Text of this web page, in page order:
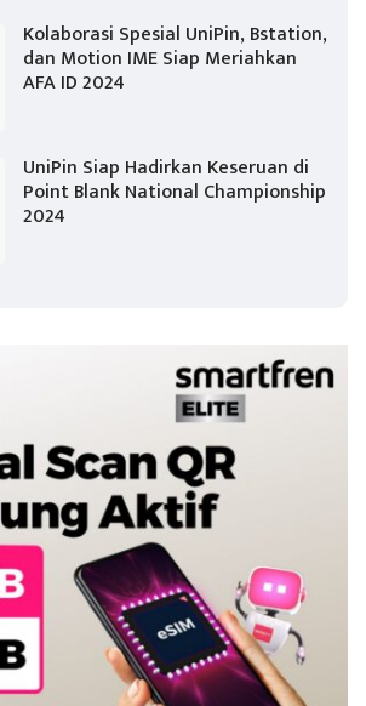
Kolaborasi Spesial UniPin, Bstation,
dan Motion IME Siap Meriahkan
AFA ID 2024
UniPin Siap Hadirkan Keseruan di
Point Blank National Championship
2024